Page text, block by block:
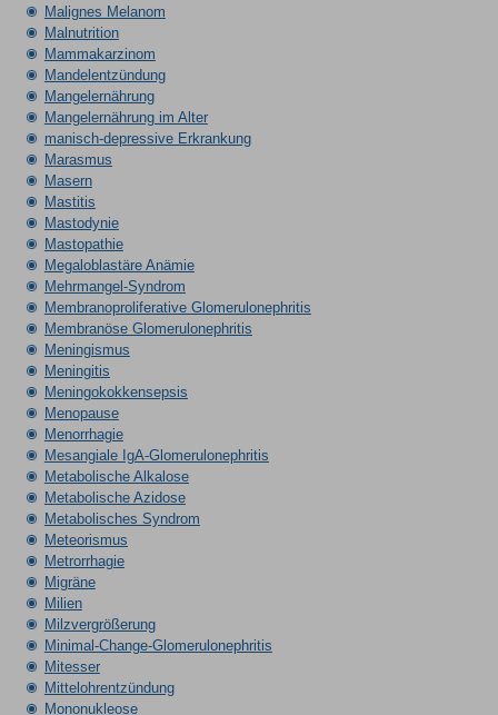
Malignes Melanom
Malnutrition
Mammakarzinom
Mandelentzündung
Mangelernährung
Mangelernährung im Alter
manisch-depressive Erkrankung
Marasmus
Masern
Mastitis
Mastodynie
Mastopathie
Megaloblastäre Anämie
Mehrmangel-Syndrom
Membranoproliferative Glomerulonephritis
Membranöse Glomerulonephritis
Meningismus
Meningitis
Meningokokkensepsis
Menopause
Menorrhagie
Mesangiale IgA-Glomerulonephritis
Metabolische Alkalose
Metabolische Azidose
Metabolisches Syndrom
Meteorismus
Metrorrhagie
Migräne
Milien
Milzvergrößerung
Minimal-Change-Glomerulonephritis
Mitesser
Mittelohrentzündung
Mononukleose